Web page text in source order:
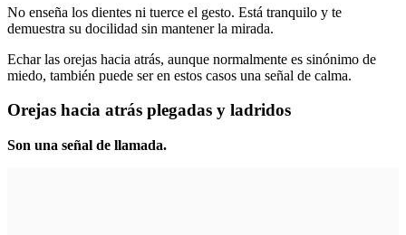
No enseña los dientes ni tuerce el gesto. Está tranquilo y te
demuestra su docilidad sin mantener la mirada.
Echar las orejas hacia atrás, aunque normalmente es sinónimo de
miedo, también puede ser en estos casos una señal de calma.
Orejas hacia atrás plegadas y ladridos
Son una señal de llamada.